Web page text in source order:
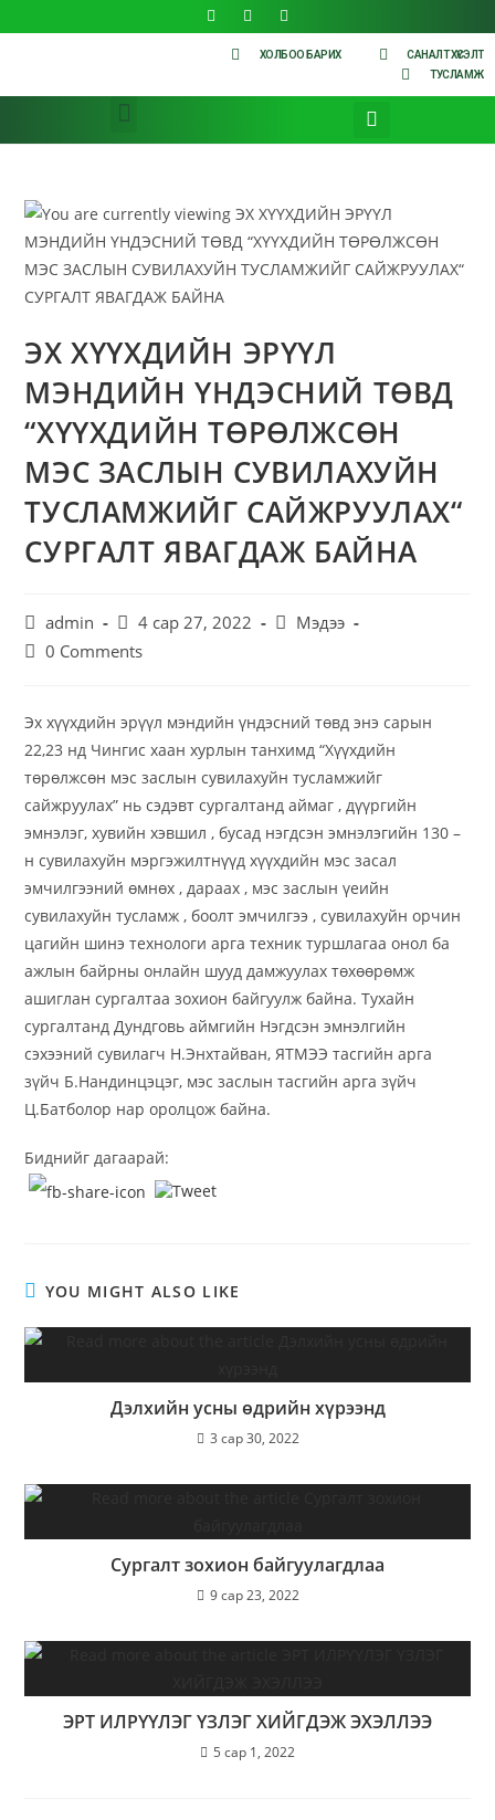
ХОЛБОО БАРИХ
САНАЛТ ХҮСЭЛТ
ТУСЛАМЖ
ЭХ ХҮҮХДИЙН ЭРҮҮЛ
МЭНДИЙН ҮНДЭСНИЙ ТӨВД
“ХҮҮХДИЙН ТӨРӨЛЖСӨН
МЭС ЗАСЛЫН СУВИЛАХУЙН
ТУСЛАМЖИЙГ САЙЖРУУЛАХ“
СУРГАЛТ ЯВАГДАЖ БАЙНА
admin 4 сар 27, 2022
Мэдээ
0 Comments
Эх хүүхдийн эрүүл мэндийн үндэсний төвд энэ сарын
22,23 нд Чингис хаан хурлын танхимд “Хүүхдийн
төрөлжсөн мэс заслын сувилахуйн тусламжийг
сайжруулах” нь сэдэвт сургалтанд аймаг , дүүргийн
эмнэлэг, хувийн хэвшил , бусад нэгдсэн эмнэлэгийн 130 –
н сувилахуйн мэргэжилтнүүд хүүхдийн мэс засал
эмчилгээний өмнөх , дараах , мэс заслын үеийн
сувилахуйн тусламж , боолт эмчилгээ , сувилахуйн орчин
цагийн шинэ технологи арга техник туршлагаа онол ба
ажлын байрны онлайн шууд дамжуулах төхөөрөмж
ашиглан сургалтаа зохион байгуулж байна. Тухайн
сургалтанд Дундговь аймгийн Нэгдсэн эмнэлгийн
сэхээний сувилагч Н.Энхтайван, ЯТМЭЭ тасгийн арга
зүйч Б.Нандинцэцэг, мэс заслын тасгийн арга зүйч
Ц.Батболор нар оролцож байна.
Биднийг дагаарай:
YOU MIGHT ALSO LIKE
Дэлхийн усны өдрийн хүрээнд
3 сар 30, 2022
Сургалт зохион байгуулагдлаа
9 сар 23, 2022
ЭРТ ИЛРҮҮЛЭГ ҮЗЛЭГ ХИЙГДЭЖ ЭХЭЛЛЭЭ
5 сар 1, 2022